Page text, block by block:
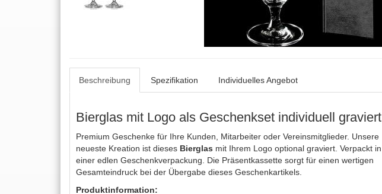
Beschreibung Spezifikation Individuelles Angebot
Bierglas mit Logo als Geschenkset individuell graviert
Premium Geschenke für Ihre Kunden, Mitarbeiter oder Vereinsmitglieder. Unsere
neueste Kreation ist dieses Bierglas mit Ihrem Logo optional graviert. Verpackt in
einer edlen Geschenkverpackung. Die Präsentkassette sorgt für einen wertigen
Gesamteindruck bei der Übergabe dieses Geschenkartikels.
Produktinformation: